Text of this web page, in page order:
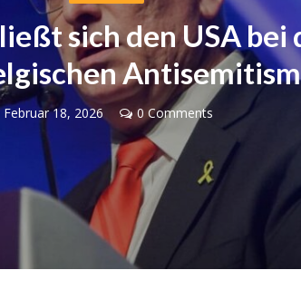
sich den USA bei
Februar 18, 2026 0 Comments
Israel
Wahlen 2026: Das ist die